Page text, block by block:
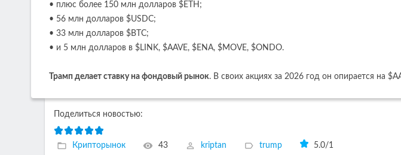
• плюс более 150 млн долларов $ETH;
• 56 млн долларов $USDC;
• 33 млн долларов $BTC;
• и 5 млн долларов в $LINK, $AAVE, $ENA, $MOVE, $ONDO.
Трамп делает ставку на фондовый рынок. В своих акциях за 2026 год он опирается на
Поделиться новостью:
Крипторынок 43 kriptan trump 5.0/1